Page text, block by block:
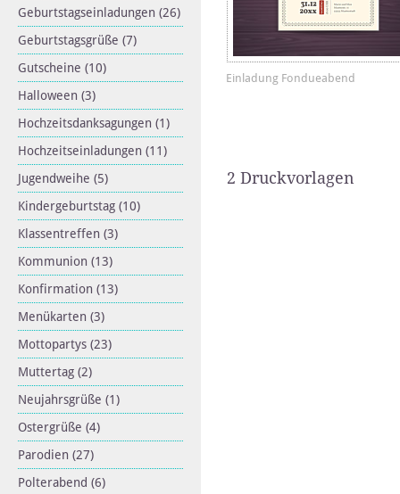
Geburtstagseinladungen (26)
Geburtstagsgrüße (7)
Gutscheine (10)
Halloween (3)
Hochzeitsdanksagungen (1)
Hochzeitseinladungen (11)
Jugendweihe (5)
Kindergeburtstag (10)
Klassentreffen (3)
Kommunion (13)
Konfirmation (13)
Menükarten (3)
Mottopartys (23)
Muttertag (2)
Neujahrsgrüße (1)
Ostergrüße (4)
Parodien (27)
Polterabend (6)
Einladung Fondueabend
2 Druckvorlagen